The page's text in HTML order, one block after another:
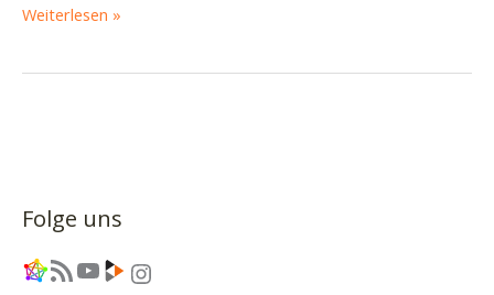
Mentale
Weiterlesen »
Folge uns
Link RSS-Feed YouTube Link Instagram